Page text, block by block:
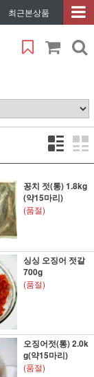
최근본상품
꽁치 젓(통) 1.8kg
(약15마리)
(품절)
싱싱 오징어 젓갈
700g
(품절)
오징어젓(통) 2.0k
g(약15마리)
(품절)